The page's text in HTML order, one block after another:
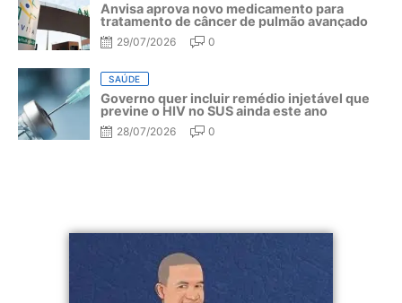
Anvisa aprova novo medicamento para
tratamento de câncer de pulmão avançado
29/07/2026 0
SAÚDE
Governo quer incluir remédio injetável que
previne o HIV no SUS ainda este ano
28/07/2026 0